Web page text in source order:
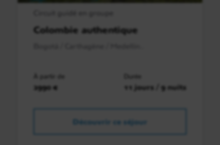
Colombie authentique
À partir de
2990 €
Durée
11 jours / 9 nuits
Découvrir ce séjour